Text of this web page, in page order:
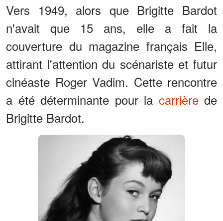
Vers 1949, alors que Brigitte Bardot
n'avait que 15 ans, elle a fait la
couverture du magazine français Elle,
attirant l'attention du scénariste et futur
cinéaste Roger Vadim. Cette rencontre
a été déterminante pour la carrièrede
Brigitte Bardot.